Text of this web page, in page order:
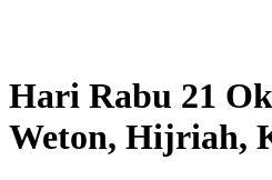
Hari Rabu 21
Weton, Hijriah,